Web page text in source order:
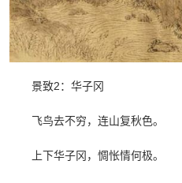
景致2：华子冈
飞鸟去不穷，连山复秋色。
上下华子冈，惆怅情何极。